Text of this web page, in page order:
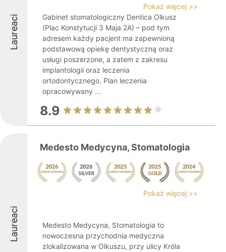
Laureaci
Pokaż więcej >>
Gabinet stomatologiczny Dentica Olkusz
(Plac Konstytucji 3 Maja 2A) – pod tym
adresem każdy pacjent ma zapewnioną
podstawową opiekę dentystyczną oraz
usługi poszerzone, a zatem z zakresu
implantologii oraz leczenia
ortodontycznego. Plan leczenia
opracowywany ...
8.9
Laureaci
Medesto Medycyna, Stomatologia
Pokaż więcej >>
Medesto Medycyna, Stomatologia to
nowoczesna przychodnia medyczna
zlokalizowana w Olkuszu, przy ulicy Króla